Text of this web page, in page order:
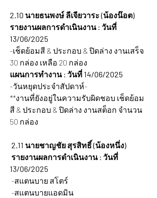
2.10 นายธนพงษ์ ลีเจียวาระ (น้องน๊อต)
รายงานผลการดำเนินงาน : วันที่
13/06/2025
-เช็ดย้อมสี & ประกอบ & ปิดล่าง งานเสร็จ
30 กล่อง เหลือ 20 กล่อง
แผนการทำงาน : วันที่ 14/06/2025
-วันหยุดประจำสัปดาห์-
**งานที่ยังอยู่ในความรับผิดชอบ เช็ดย้อม
สี & ประกอบ & ปิดล่าง งานสต็อก จำนวน
50 กล่อง
2.11 นายชาญชัย สุรสิทธิ์ (น้องหนึ่ง)
รายงานผลการดำเนินงาน : วันที่
13/06/2025
-สแตนบาย สโตร์
-สแตนบายแอดมิน